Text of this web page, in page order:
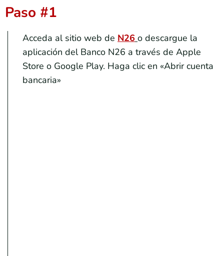
Paso #1
Acceda al sitio web de N26 o descargue la
aplicación del Banco N26 a través de Apple
Store o Google Play. Haga clic en «Abrir cuenta
bancaria»